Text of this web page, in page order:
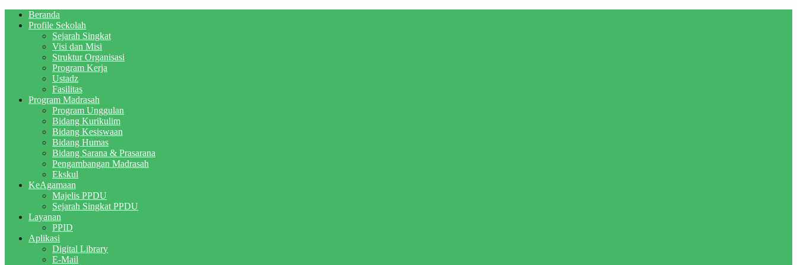
Beranda
Profile Sekolah
Sejarah Singkat
Visi dan Misi
Struktur Organisasi
Program Kerja
Ustadz
Fasilitas
Program Madrasah
Program Unggulan
Bidang Kurikulim
Bidang Kesiswaan
Bidang Humas
Bidang Sarana & Prasarana
Pengambangan Madrasah
Ekskul
KeAgamaan
Majelis PPDU
Sejarah Singkat PPDU
Layanan
PPID
Aplikasi
Digital Library
E-Mail